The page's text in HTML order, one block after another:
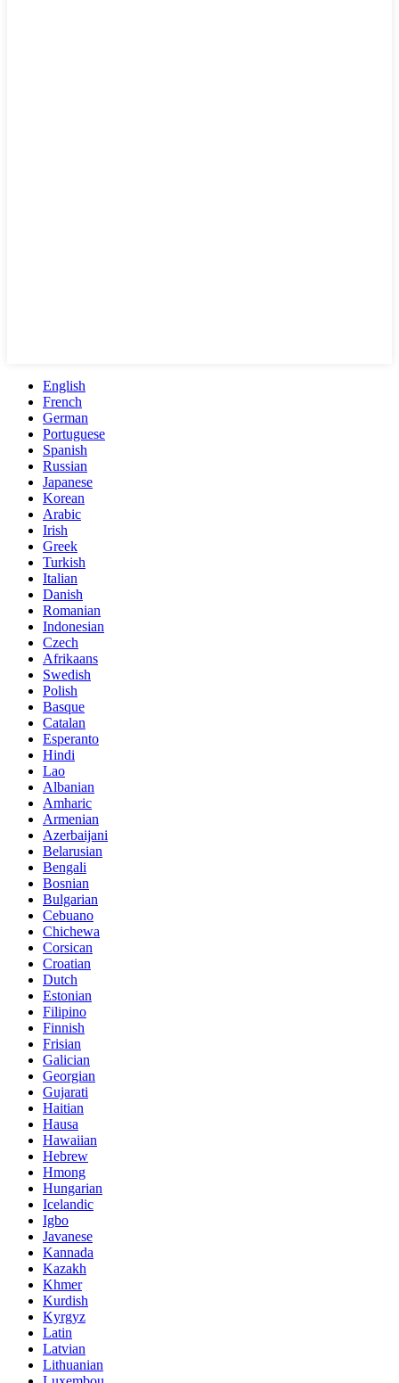
English
French
German
Portuguese
Spanish
Russian
Japanese
Korean
Arabic
Irish
Greek
Turkish
Italian
Danish
Romanian
Indonesian
Czech
Afrikaans
Swedish
Polish
Basque
Catalan
Esperanto
Hindi
Lao
Albanian
Amharic
Armenian
Azerbaijani
Belarusian
Bengali
Bosnian
Bulgarian
Cebuano
Chichewa
Corsican
Croatian
Dutch
Estonian
Filipino
Finnish
Frisian
Galician
Georgian
Gujarati
Haitian
Hausa
Hawaiian
Hebrew
Hmong
Hungarian
Icelandic
Igbo
Javanese
Kannada
Kazakh
Khmer
Kurdish
Kyrgyz
Latin
Latvian
Lithuanian